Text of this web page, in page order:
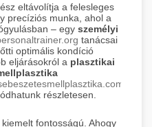
eltávolítja a felesleges
precíziós munka, ahol a
– egy személyi
tanácsai
optimális kondíció
eljárásokról a plasztikai
részletesen.
fontosságú. Ahogy